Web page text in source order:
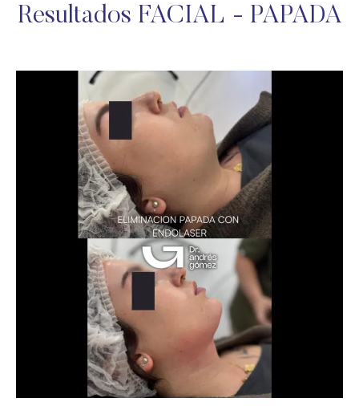
Resultados FACIAL - PAPADA